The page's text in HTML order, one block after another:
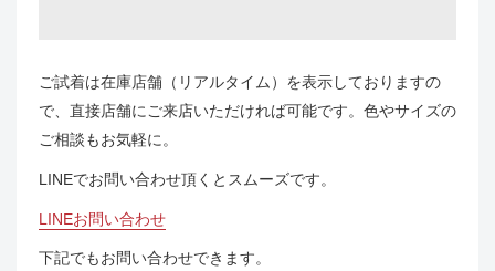
ご試着は在庫店舗（リアルタイム）を表示しておりますの
で、直接店舗にご来店いただければ可能です。色やサイズの
ご相談もお気軽に。
LINEでお問い合わせ頂くとスムーズです。
LINEお問い合わせ
下記でもお問い合わせできます。